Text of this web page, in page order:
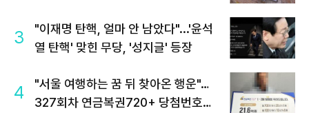
3
"이재명 탄핵, 얼마 안 남았다"...'윤석
열 탄핵' 맞힌 무당, '성지글' 등장
4
"서울 여행하는 꿈 뒤 찾아온 행운"…
327회차 연금복권720+ 당첨번호조